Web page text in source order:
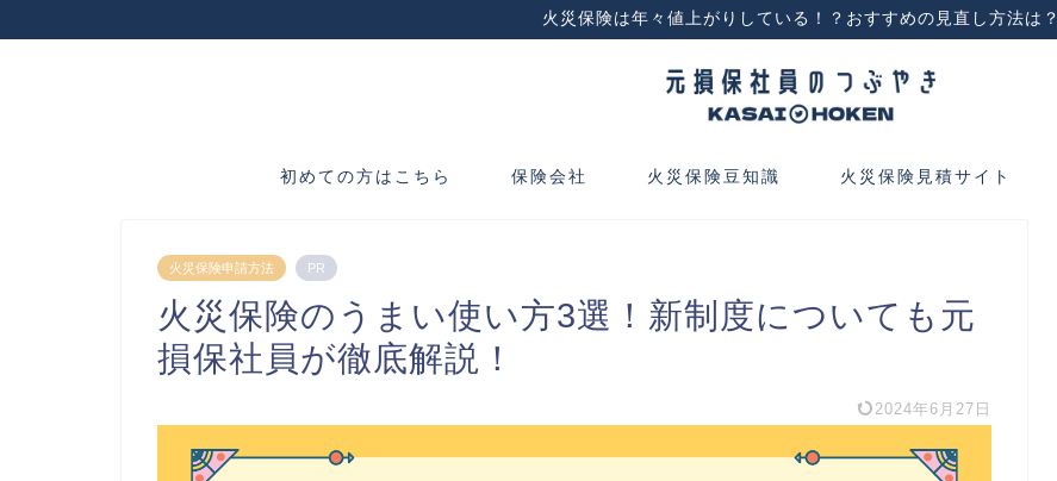
火災保険は年々値上がりしている！？おすすめの見直し方法は？
初めての方はこちら 保険会社 火災保険豆知識 火災保険見積サイト
火災保険申請方法 PR
火災保険のうまい使い方3選！新制度についても元
損保社員が徹底解説！
2024年6月27日